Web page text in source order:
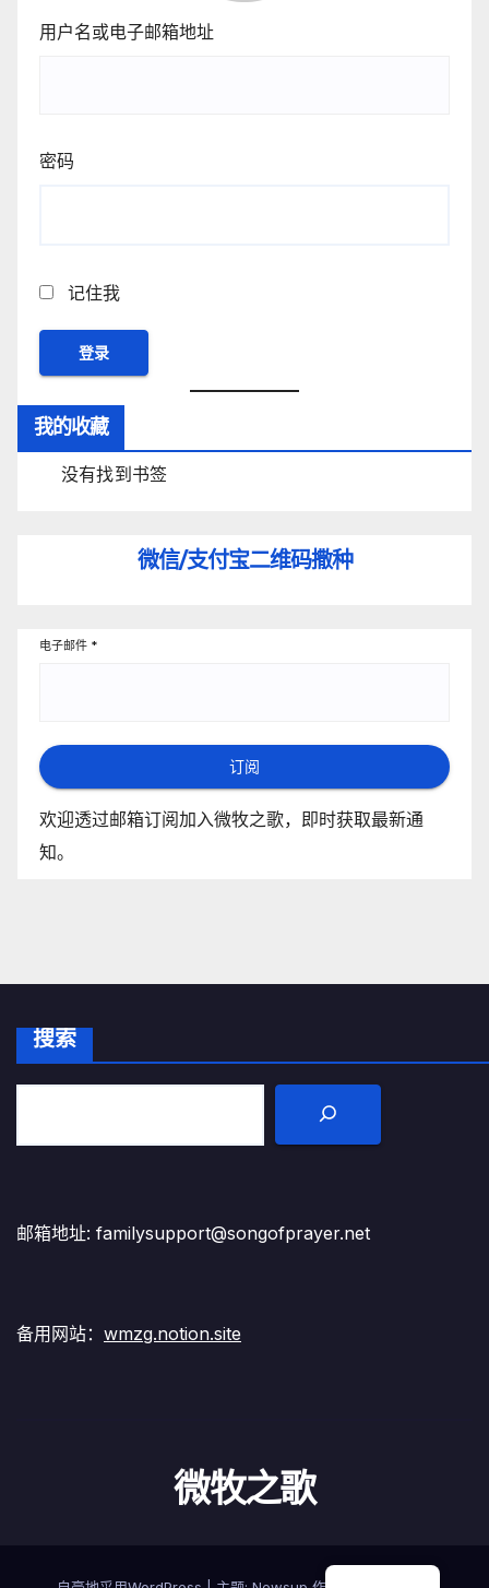
用户名或电子邮箱地址
密码
记住我
我的收藏
没有找到书签
微信/支付宝二维码撒种
电子邮件 *
订阅
欢迎透过邮箱订阅加入微牧之歌，即时获取最新通
知。
搜索
邮箱地址: familysupport@songofprayer.net
备用网站： wmzg.notion.site
微牧之歌